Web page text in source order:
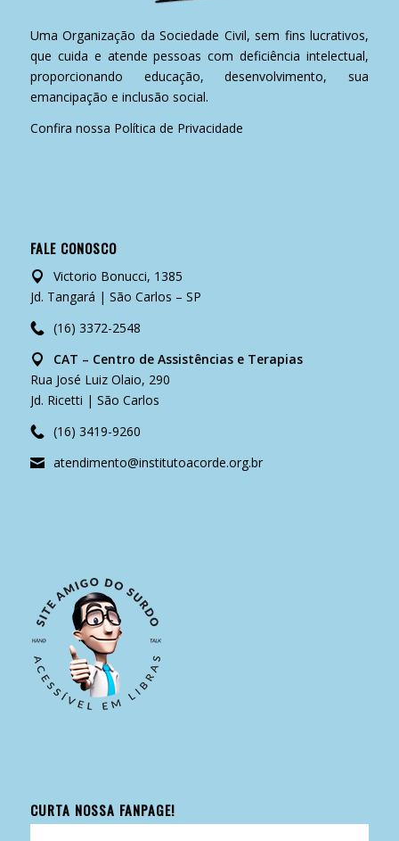
Uma Organização da Sociedade Civil, sem fins lucrativos,
que cuida e atende pessoas com deficiência intelectual,
proporcionando educação, desenvolvimento, sua
emancipação e inclusão social.
Confira nossa Política de Privacidade
FALE CONOSCO
Victorio Bonucci, 1385
Jd. Tangará | São Carlos – SP
(16) 3372-2548
CAT – Centro de Assistências e Terapias
Rua José Luiz Olaio, 290
Jd. Ricetti | São Carlos
(16) 3419-9260
atendimento@institutoacorde.org.br
CURTA NOSSA FANPAGE!